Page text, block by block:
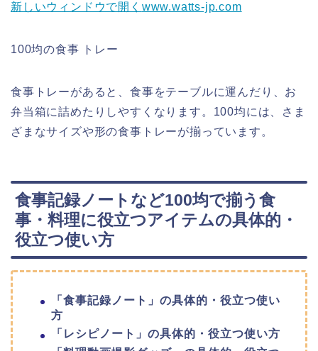
新しいウィンドウで開く www.watts-jp.com
100均の食事 トレー
食事トレーがあると、食事をテーブルに運んだり、お
弁当箱に詰めたりしやすくなります。100均には、さま
ざまなサイズや形の食事トレーが揃っています。
食事記録ノートなど100均で揃う食
事・料理に役立つアイテムの具体的・
役立つ使い方
「食事記録ノート」の具体的・役立つ使い
方
「レシピノート」の具体的・役立つ使い方